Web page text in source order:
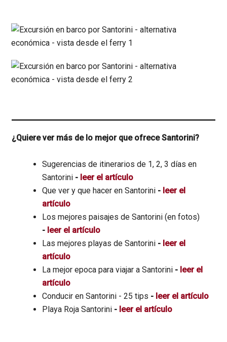
¿Quiere ver más de lo mejor que ofrece Santorini?
Sugerencias de itinerarios de 1, 2, 3 días en
Santorini - leer el artículo
Que ver y que hacer en Santorini - leer el
artículo
Los mejores paisajes de Santorini (en fotos)
- leer el artículo
Las mejores playas de Santorini - leer el
artículo
La mejor epoca para viajar a Santorini - leer el
artículo
Conducir en Santorini - 25 tips - leer el artículo
Playa Roja Santorini - leer el artículo